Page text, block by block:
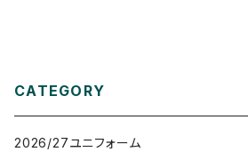
CATEGORY
2026/27ユニフォーム